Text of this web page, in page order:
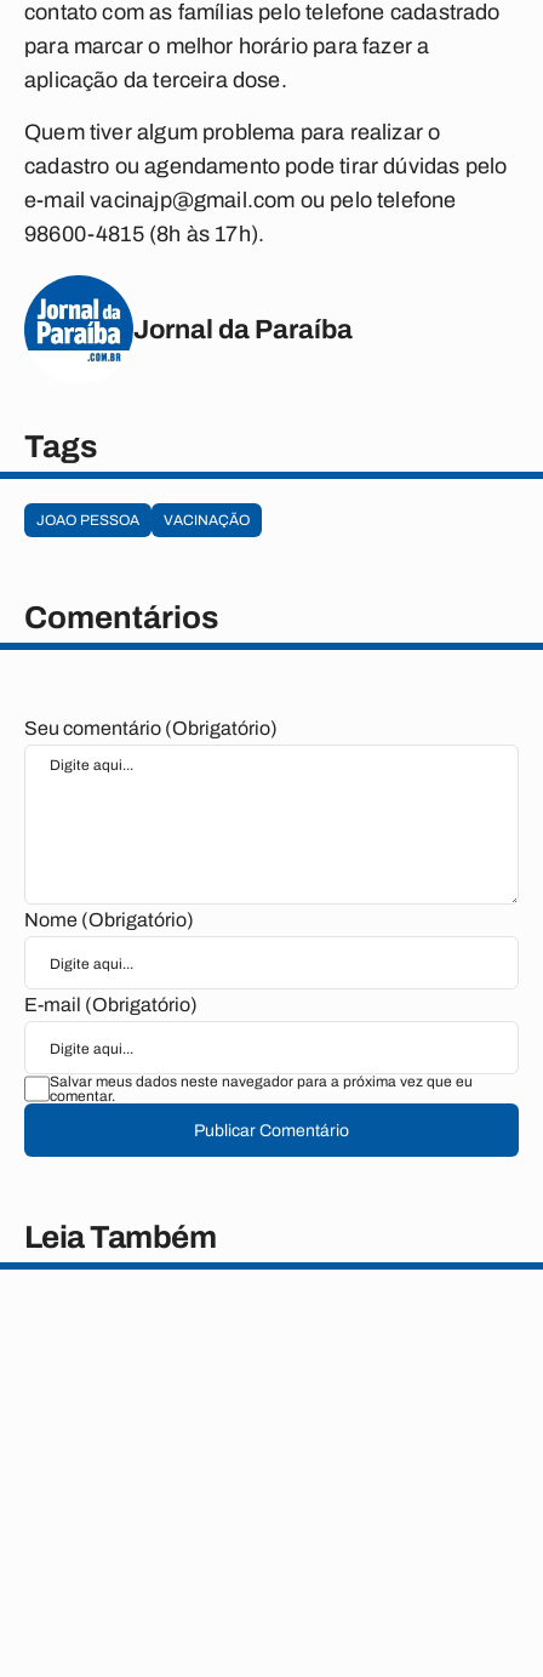
contato com as famílias pelo telefone cadastrado
para marcar o melhor horário para fazer a
aplicação da terceira dose.
Quem tiver algum problema para realizar o
cadastro ou agendamento pode tirar dúvidas pelo
e-mailvacinajp@gmail.com ou pelo telefone
98600-4815 (8h às 17h).
Jornal da Paraíba
Tags
JOAO PESSOA VACINAÇÃO
Comentários
Seu comentário (Obrigatório)
Nome (Obrigatório)
E-mail (Obrigatório)
Salvar meus dados neste navegador para a próxima vez que eu
comentar.
Publicar Comentário
Leia Também